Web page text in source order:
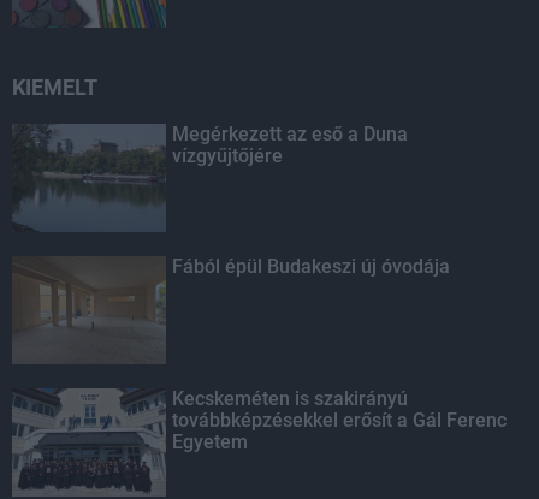
KIEMELT
Megérkezett az eső a Duna
vízgyűjtőjére
Fából épül Budakeszi új óvodája
Kecskeméten is szakirányú
továbbképzésekkel erősít a Gál Ferenc
Egyetem